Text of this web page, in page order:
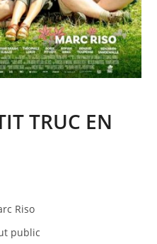
TRUC EN
Riso
public